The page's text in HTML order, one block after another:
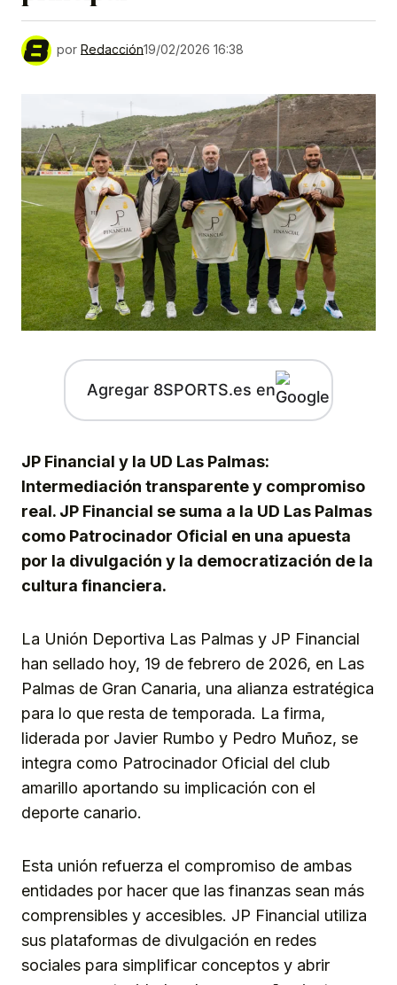
por Redacción19/02/2026 16:38
Agregar 8SPORTS.es en
JP Financial y la UD Las Palmas:
Intermediación transparente y compromiso
real. JP Financial se suma a la UD Las Palmas
como Patrocinador Oficial en una apuesta
por la divulgación y la democratización de la
cultura financiera.
La Unión Deportiva Las Palmas y JP Financial
han sellado hoy, 19 de febrero de 2026, en Las
Palmas de Gran Canaria, una alianza estratégica
para lo que resta de temporada. La firma,
liderada por Javier Rumbo y Pedro Muñoz, se
integra como Patrocinador Oficial del club
amarillo aportando su implicación con el
deporte canario.
Esta unión refuerza el compromiso de ambas
entidades por hacer que las finanzas sean más
comprensibles y accesibles. JP Financial utiliza
sus plataformas de divulgación en redes
sociales para simplificar conceptos y abrir